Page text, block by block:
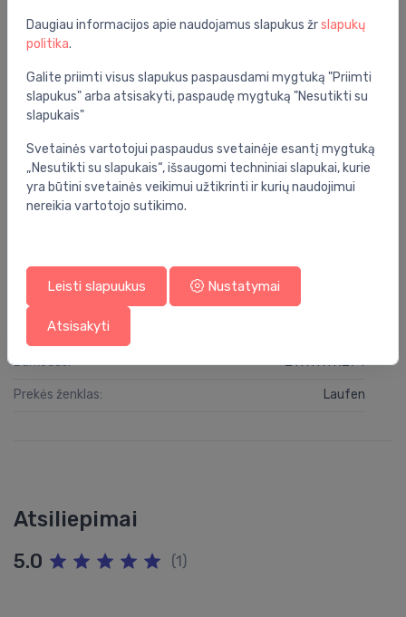
garsėjantis preciziška kokybe ir inovatyviu dizainu. Šio
prekės ženklo produktai sujungia funkcionalumą ir
estetiką, suteikdami aukštą komforto lygį kasdien.
Bendrosios specifikacijos
Grupė: vonios kambarys
Komplektacija: rėmas, puodas su dangčiu, saga
Spalva:
Specifikacija
Produkto kodas:
Barkodas: 2111111111274
Prekės ženklas: Laufen
Atsiliepimai
5.0 (1)
Daugiau informacijos apie naudojamus slapukus žrslapukų
politika.
Galite priimti visus slapukus paspausdami mygtuką "Priimti
slapukus" arba atsisakyti, paspaudę mygtuką "Nesutikti su
slapukais"
Svetainės vartotojui paspaudus svetainėje esantį mygtuką
„Nesutikti su slapukais“, išsaugomi techniniai slapukai, kurie
yra būtini svetainės veikimui užtikrinti ir kurių naudojimui
nereikia vartotojo sutikimo.
Leisti slapuukus Nustatymai
Atsisakyti